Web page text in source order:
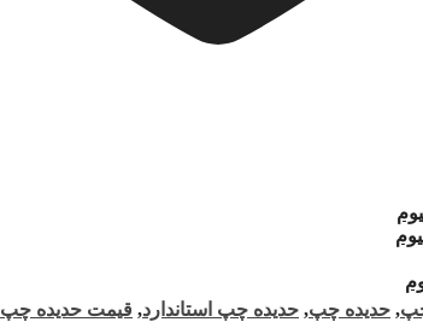
, حدیده چپ, حدیده چپ استاندارد, قیمت حدیده چپ